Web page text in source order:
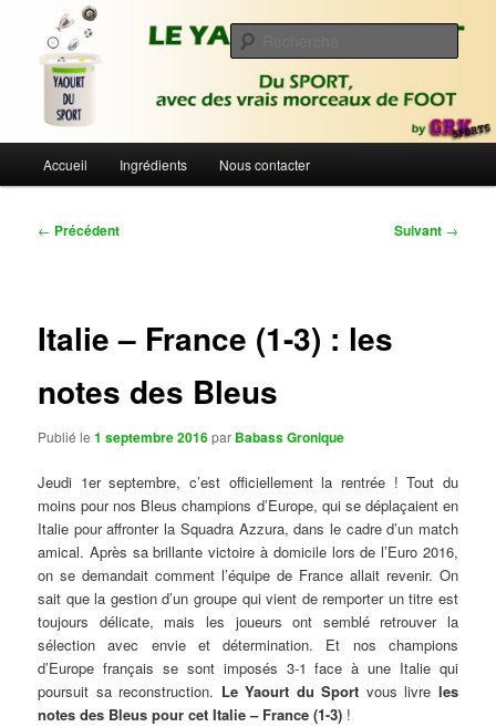
contenu
Le Yaourt du Sport
Du sport avec des vrais morceaux de foot | Gronique's Sports Blog
principal
Accueil Ingrédients Nous contacter
Navigation
← Précédent Suivant →
Italie – France (1-3) : les
notes des Bleus
Publié le1 septembre 2016par Babass Gronique
Jeudi 1er septembre, c’est officiellement la rentrée ! Tout du
moins pour nos Bleus champions d’Europe, qui se déplaçaient en
Italie pour affronter la Squadra Azzura, dans le cadre d’un match
amical. Après sa brillante victoire à domicile lors de l’Euro 2016,
on se demandait comment l’équipe de France allait revenir. On
sait que la gestion d’un groupe qui vient de remporter un titre est
toujours délicate, mais les joueurs ont semblé retrouver la
sélection avec envie et détermination. Et nos champions
d’Europe français se sont imposés 3-1 face à une Italie qui
poursuit sa reconstruction. Le Yaourt du Sport vous livre les
notes des Bleus pour cet Italie – France (1-3) !